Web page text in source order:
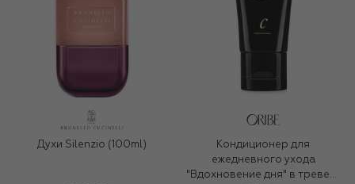
Духи Silenzio (100ml)
Кондиционер для
ежедневного ухода
"Вдохновение дня" в тревел-